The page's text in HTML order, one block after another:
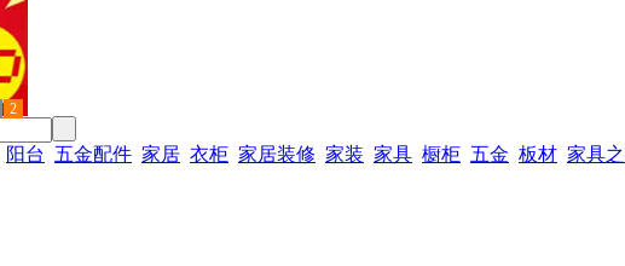
2
阳台 五金配件 家居 衣柜 家居装修 家装 家具 橱柜 五金 板材 家具